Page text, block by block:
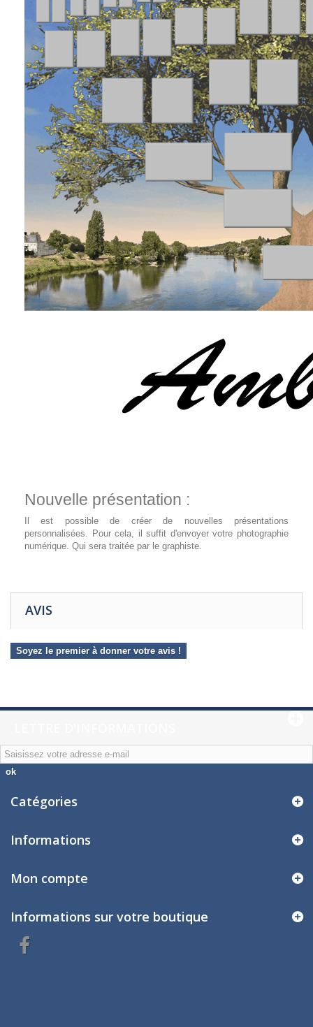
Nouvelle présentation :
Il est possible de créer de nouvelles présentations
personnalisées. Pour cela, il suffit d'envoyer votre photographie
numérique. Qui sera traitée par le graphiste.
AVIS
Soyez le premier à donner votre avis !
ok
Catégories
Informations
Mon compte
Informations sur votre boutique